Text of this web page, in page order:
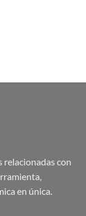
relacionadas con
en única.